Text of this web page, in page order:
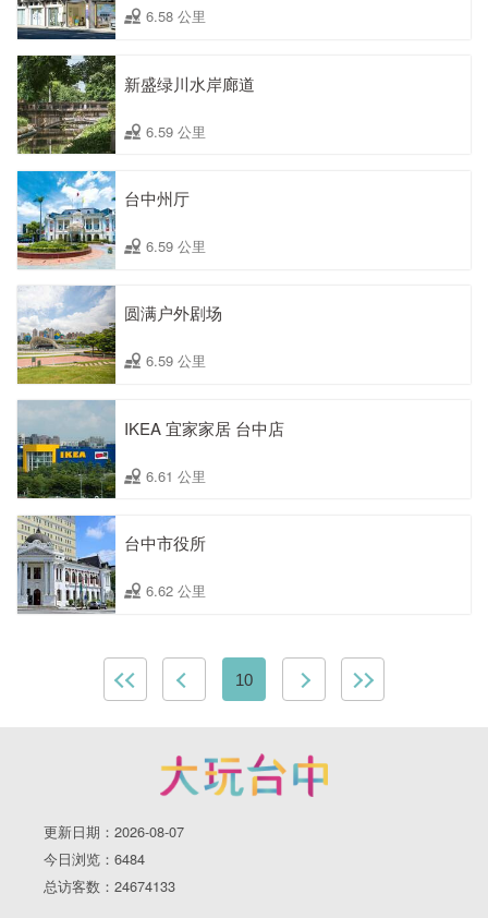
6.58 公里
新盛绿川水岸廊道
6.59 公里
台中州厅
6.59 公里
圆满户外剧场
6.59 公里
IKEA 宜家家居 台中店
6.61 公里
台中市役所
6.62 公里
10
更新日期：2026-08-07
今日浏览：6484
总访客数：24674133